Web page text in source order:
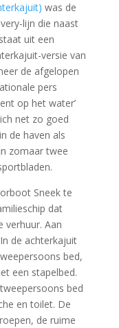
was de
lijn die naast
uit een
versie van
de afgelopen
pers
op het water’
net zo goed
de haven als
zomaar twee
Sneek te
dat
verhuur. Aan
de achterkajuit
bed,
een stapelbed.
bed
en toilet. De
de ruime